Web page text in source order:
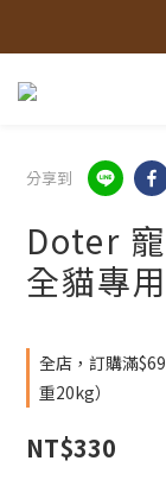
分享到
Doter
全貓專用
全店，訂購滿
重20kg）
NT$330